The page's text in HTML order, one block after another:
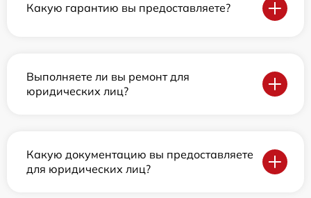
Какую гарантию вы предоставляете?
Выполняете ли вы ремонт для
юридических лиц?
Какую документацию вы предоставляете
для юридических лиц?